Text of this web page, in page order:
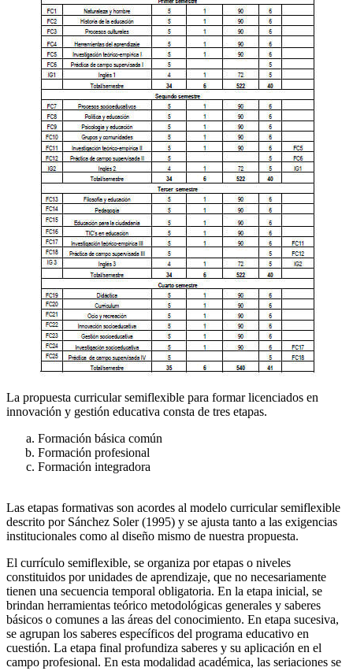
La propuesta curricular semiflexible para formar licenciados en
innovación y gestión educativa consta de tres etapas.
Formación básica común
Formación profesional
Formación integradora
Las etapas formativas son acordes al modelo curricular semiflexible
descrito por Sánchez Soler (1995) y se ajusta tanto a las exigencias
institucionales como al diseño mismo de nuestra propuesta.
El currículo semiflexible, se organiza por etapas o niveles
constituidos por unidades de aprendizaje, que no necesariamente
tienen una secuencia temporal obligatoria. En la etapa inicial, se
brindan herramientas teórico metodológicas generales y saberes
básicos o comunes a las áreas del conocimiento. En etapa sucesiva,
se agrupan los saberes específicos del programa educativo en
cuestión. La etapa final profundiza saberes y su aplicación en el
campo profesional. En esta modalidad académica, las seriaciones se